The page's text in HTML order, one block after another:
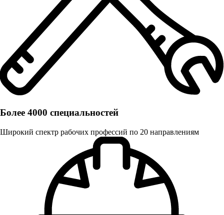
Более 4000 специальностей
Широкий спектр рабочих профессий по 20 направлениям